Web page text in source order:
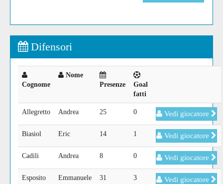
Difensori
Cognome
Nome
Presenze
Goal
fatti
Allegretto Andrea 25 0 Vedi giocatore
Biasiol Eric 14 1 Vedi giocatore
Cadili Andrea 8 0 Vedi giocatore
Esposito Emmanuele 31 3 Vedi giocatore